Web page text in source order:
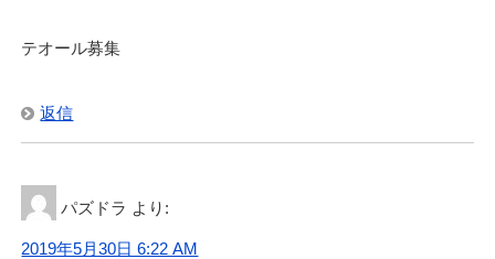
テオール募集
返信
パズドラ より:
2019年5月30日 6:22 AM